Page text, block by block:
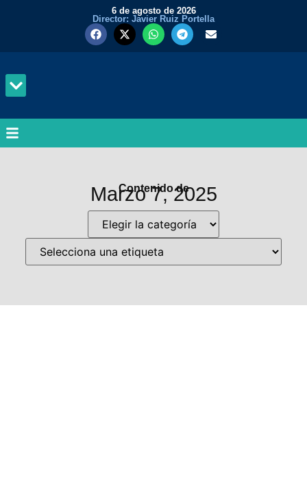
6 de agosto de 2026
Director: Javier Ruiz Portella
Contenido de
Marzo 7, 2025